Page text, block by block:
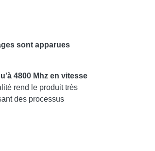
sont apparues
4800 Mhz en vitesse
rend le produit très
des processus